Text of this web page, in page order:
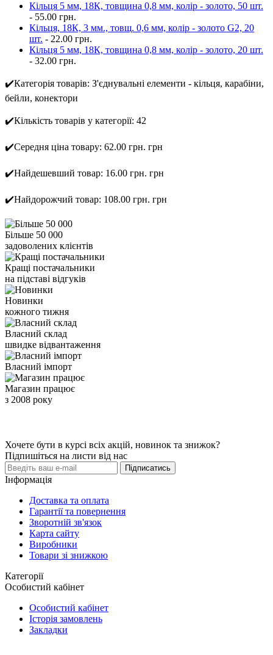
Кільця 5 мм, 18К, товщина 0,8 мм, колір - золото, 50 шт.
- 55.00 грн.
Кільця, 18К, 3 мм., товщ. 0,6 мм, колір - золото G2, 20
шт. - 22.00 грн.
Кільця 5 мм, 18К, товщина 0,8 мм, колір - золото, 20 шт.
- 32.00 грн.
✔️Категорія товарів: З'єднувальні елементи - кільця, карабіни,
бейли, конектори
✔️Кількість товарів у категорії: 42
✔️Середня ціна товару: 62.00 грн. грн
✔️Найдешевший товар: 16.00 грн. грн
✔️Найдорожчий товар: 108.00 грн. грн
Більше 50 000
задоволених клієнтів
Кращі постачальники
на підставі відгуків
Новинки
кожного тижня
Власний склад
швидке відвантаження
Власний імпорт
Магазин працює
з 2008 року
Хочете бути в курсі всіх акцій, новинок та знижок?
Підпишіться на листи від нас
Підписатись
Інформація
Доставка та оплата
Гарантії та повернення
Зворотній зв'язок
Карта сайту
Виробники
Товари зі знижкою
Категорії
Особистий кабінет
Особистий кабінет
Історія замовлень
Закладки